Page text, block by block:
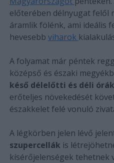
előterében délnyugat felől
áramlik fölénk, ami ideális
hevesebb viharok
A folyamat már péntek
középső és északi
késő délelőtti és déli
erőteljes növekedését
északkelet felé vonuló
A légkörben jelen lévő
szupercellák is
kísérőjelenségek tehetnek